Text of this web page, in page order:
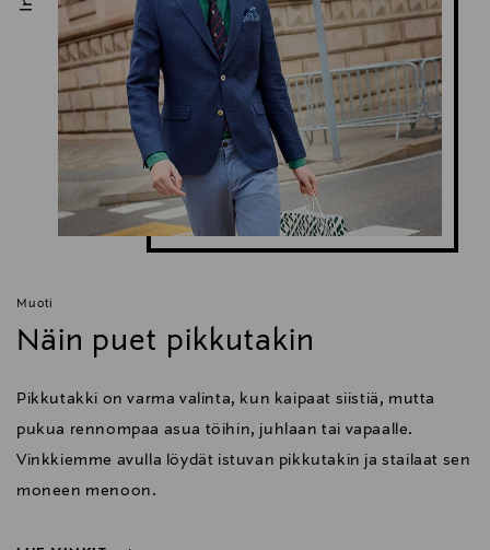
Muoti
Näin puet pikkutakin
Pikkutakki on varma valinta, kun kaipaat siistiä, mutta
pukua rennompaa asua töihin, juhlaan tai vapaalle.
Vinkkiemme avulla löydät istuvan pikkutakin ja stailaat sen
moneen menoon.